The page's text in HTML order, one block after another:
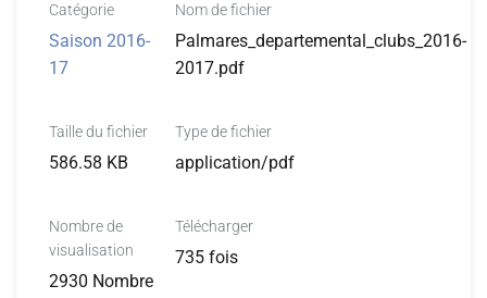
Catégorie
Saison 2016-
17
Nom de fichier
Palmares_departemental_clubs_2016-
2017.pdf
Taille du fichier
586.58 KB
Type de fichier
application/pdf
Nombre de
visualisation
2930 Nombre
Télécharger
735 fois